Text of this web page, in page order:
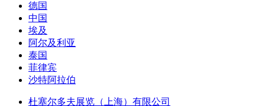
德国
中国
埃及
阿尔及利亚
泰国
菲律宾
沙特阿拉伯
杜塞尔多夫展览（上海）有限公司